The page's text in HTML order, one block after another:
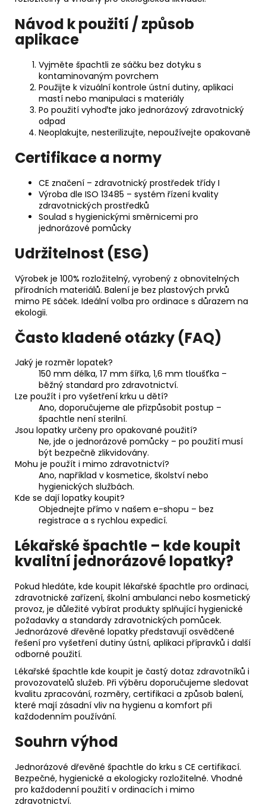
Návod k použití / způsob
aplikace
Vyjměte špachtli ze sáčku bez dotyku s
kontaminovaným povrchem
Použijte k vizuální kontrole ústní dutiny, aplikaci
mastí nebo manipulaci s materiály
Po použití vyhoďte jako jednorázový zdravotnický
odpad
Neoplakujte, nesterilizujte, nepoužívejte opakovaně
Certifikace a normy
CE značení – zdravotnický prostředek třídy I
Výroba dle ISO 13485 – systém řízení kvality
zdravotnických prostředků
Soulad s hygienickými směrnicemi pro
jednorázové pomůcky
Udržitelnost (ESG)
Výrobek je 100% rozložitelný, vyrobený z obnovitelných
přírodních materiálů. Balení je bez plastových prvků
mimo PE sáček. Ideální volba pro ordinace s důrazem na
ekologii.
Často kladené otázky (FAQ)
Jaký je rozměr lopatek?
150 mm délka, 17 mm šířka, 1,6 mm tloušťka –
běžný standard pro zdravotnictví.
Lze použít i pro vyšetření krku u dětí?
Ano, doporučujeme ale přizpůsobit postup –
špachtle není sterilní.
Jsou lopatky určeny pro opakované použití?
Ne, jde o jednorázové pomůcky – po použití musí
být bezpečně zlikvidovány.
Mohu je použít i mimo zdravotnictví?
Ano, například v kosmetice, školství nebo
hygienických službách.
Kde se dají lopatky koupit?
Objednejte přímo v našem e-shopu – bez
registrace a s rychlou expedicí.
Lékařské špachtle – kde koupit
kvalitní jednorázové lopatky?
Pokud hledáte, kde koupit lékařské špachtle pro ordinaci,
zdravotnické zařízení, školní ambulanci nebo kosmetický
provoz, je důležité vybírat produkty splňující hygienické
požadavky a standardy zdravotnických pomůcek.
Jednorázové dřevěné lopatky představují osvědčené
řešení pro vyšetření dutiny ústní, aplikaci přípravků i další
odborné použití.
Lékařské špachtle kde koupit je častý dotaz zdravotníků i
provozovatelů služeb. Při výběru doporučujeme sledovat
kvalitu zpracování, rozměry, certifikaci a způsob balení,
které mají zásadní vliv na hygienu a komfort při
každodenním používání.
Souhrn výhod
Jednorázové dřevěné špachtle do krku s CE certifikací.
Bezpečné, hygienické a ekologicky rozložitelné. Vhodné
pro každodenní použití v ordinacích i mimo
zdravotnictví.